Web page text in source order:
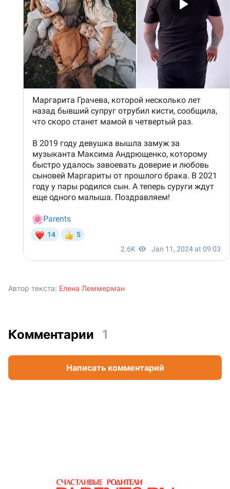
Автор текста: Елена Леммерман
Комментарии 1
Написать комментарий